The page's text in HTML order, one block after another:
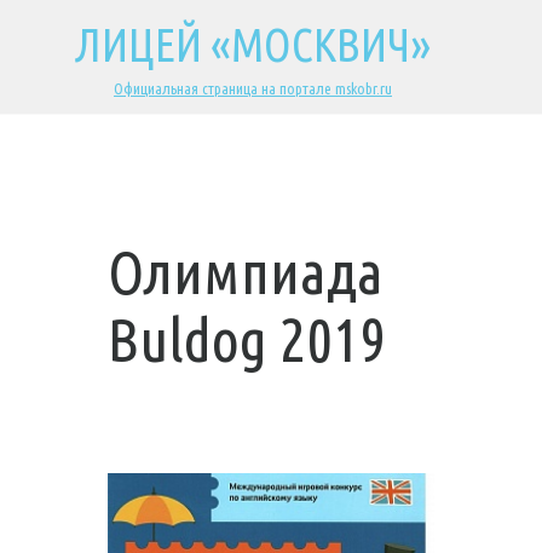
ЛИЦЕЙ «МОСКВИЧ»
Официальная страница на портале mskobr.ru
Олимпиада
Buldog 2019